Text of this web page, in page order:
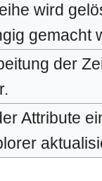
wird
gemacht
der
Attribute